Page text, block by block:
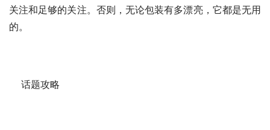
关注和足够的关注。否则，无论包装有多漂亮，它都是无用
的。
话题攻略